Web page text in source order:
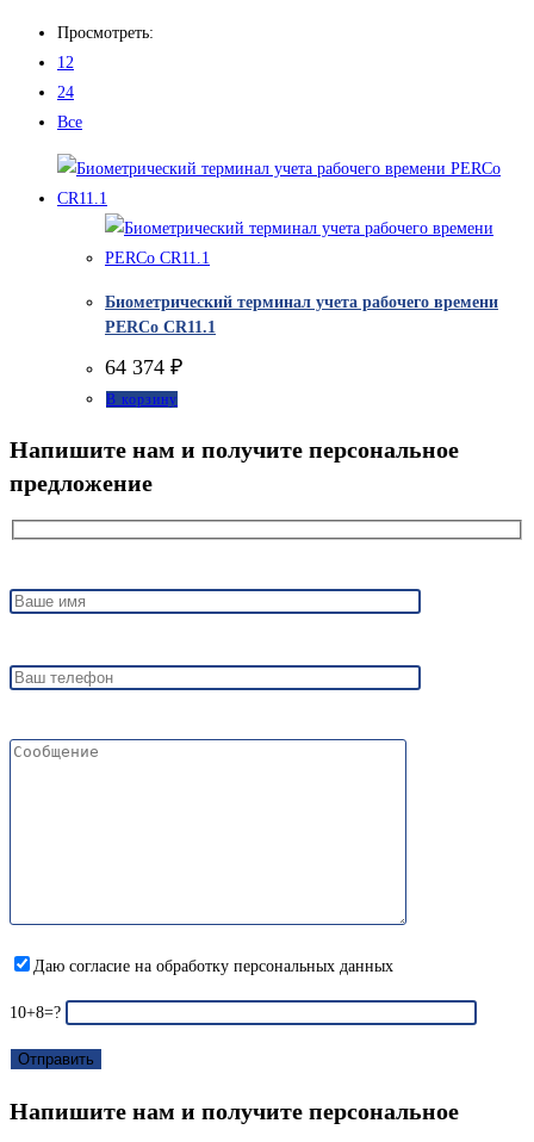
Просмотреть:
12
24
Все
Биометрический терминал учета рабочего времени
PERCo CR11.1
64 374 ₽
В корзину
Напишите нам и получите персональное
предложение
Даю согласие на обработку персональных данных
10+8=?
Напишите нам и получите персональное